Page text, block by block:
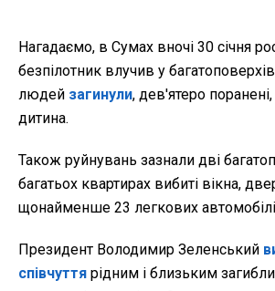
Нагадаємо, в Сумах вночі 30 січня
безпілотник влучив у
людей загинули, дев'ятеро
дитина.
Також руйнувань зазнали дві
багатьох квартирах вибиті вікна,
щонайменше 23 легкових
Президент Володимир Зеленський
співчуття рідним і близьким